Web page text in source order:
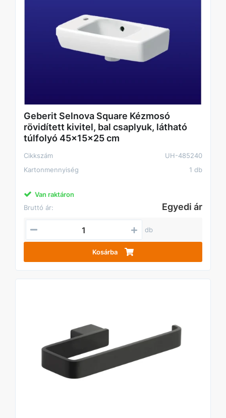
Geberit Selnova Square Kézmosó
rövidített kivitel, bal csaplyuk, látható
túlfolyó 45x15x25 cm
Cikkszám
UH-485240
Kartonmennyiség
1 db
Van raktáron
Bruttó ár:
Egyedi ár
db
Kosárba